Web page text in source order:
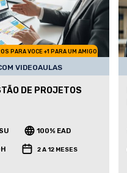
PARA VOCE +1 PARA UM AMIGO
VIDEOAULAS
DE PROJETOS
100% EAD
2 A 12 MESES